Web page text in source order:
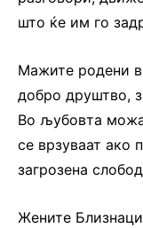
што ќе им го
Мажите родени
добро друштво,
Во љубовта
се врзуваат ако
загрозена
Жените